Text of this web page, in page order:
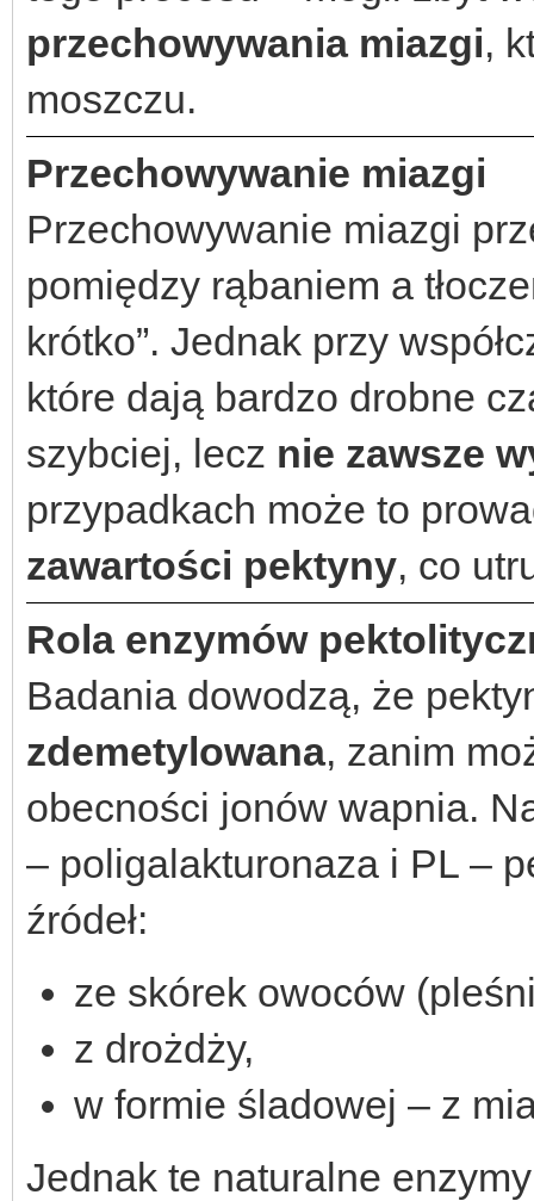
przechowywania miazgi,
moszczu.
Przechowywanie miazgi
Przechowywanie miazgi
pomiędzy rąbaniem a
krótko”. Jednak przy
które dają bardzo drobne
szybciej, lecz nie zawsze
przypadkach może to
zawartości pektyny, co
Rola enzymów
Badania dowodzą, że
zdemetylowana, zanim
obecności jonów wapnia.
– poligalakturonaza i PL –
źródeł:
ze skórek owoców
z drożdży,
w formie śladowej – z
Jednak te naturalne